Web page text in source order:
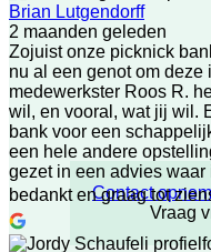
Contact
Vraag
Brian Lutgendorff
2 maanden geleden
Zojuist onze picknick
nu al een genot om deze
medewerkster Roos R.
wil, en vooral, wat jij wil.
bank voor een
een hele andere
gezet in een advies
bedankt en graag tot